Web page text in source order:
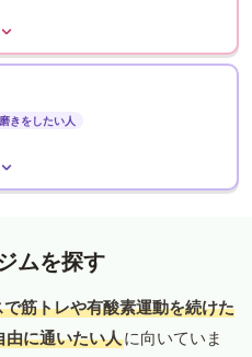
きをしたい人
ムを探す
筋トレや有酸素運動を続けた
由に通いたい人に向いていま